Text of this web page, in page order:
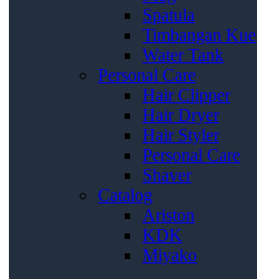
Spatula
Timbangan Kue
Water Tank
Personal Care
Hair Clipper
Hair Dryer
Hair Styler
Personal Care
Shaver
Catalog
Ariston
KDK
Miyako